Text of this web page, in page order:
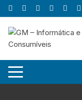
Skip
to
content